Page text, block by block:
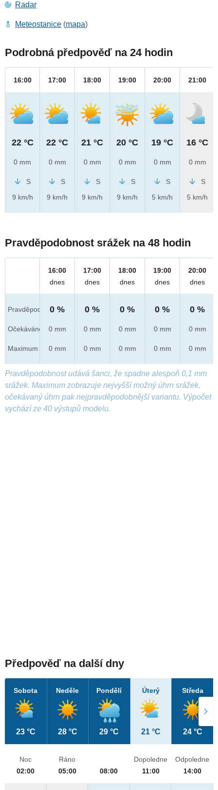
Radar
Meteostanice (mapa)
Podrobná předpověď na 24 hodin
16:00
22 °C
0 mm
S
9 km/h
17:00
22 °C
0 mm
S
9 km/h
18:00
21 °C
0 mm
S
9 km/h
19:00
20 °C
0 mm
S
9 km/h
20:00
19 °C
0 mm
S
5 km/h
21:00
16 °C
0 mm
S
5 km/h
Pravděpodobnost srážek na 48 hodin
Pravděpod.
Očekáváno
Maximum
16:00
dnes
0 %
0 mm
0 mm
17:00
dnes
0 %
0 mm
0 mm
18:00
dnes
0 %
0 mm
0 mm
19:00
dnes
0 %
0 mm
0 mm
20:00
dnes
0 %
0 mm
0 mm
Pravděpodobnost udává šanci, že spadne alespoň 0,1 mm
srážek. Maximum zobrazuje nejvyšší možný úhrn srážek,
očekávaný úhrn pak nejpravděpodobnější variantu. Výpočet
vychází ze 40 výstupů modelu.
Předpověď na další dny
Sobota
23 °C
Neděle
28 °C
Pondělí
29 °C
Úterý
21 °C
Středa
24 °C
Noc
02:00
Ráno
05:00
08:00
Dopoledne
11:00
Odpoledne
14:00